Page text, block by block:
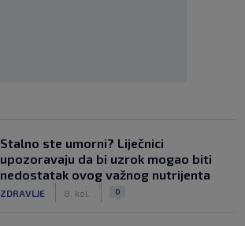
Stalno ste umorni? Liječnici
upozoravaju da bi uzrok mogao biti
nedostatak ovog važnog nutrijenta
ZDRAVLJE 8. kol. 0